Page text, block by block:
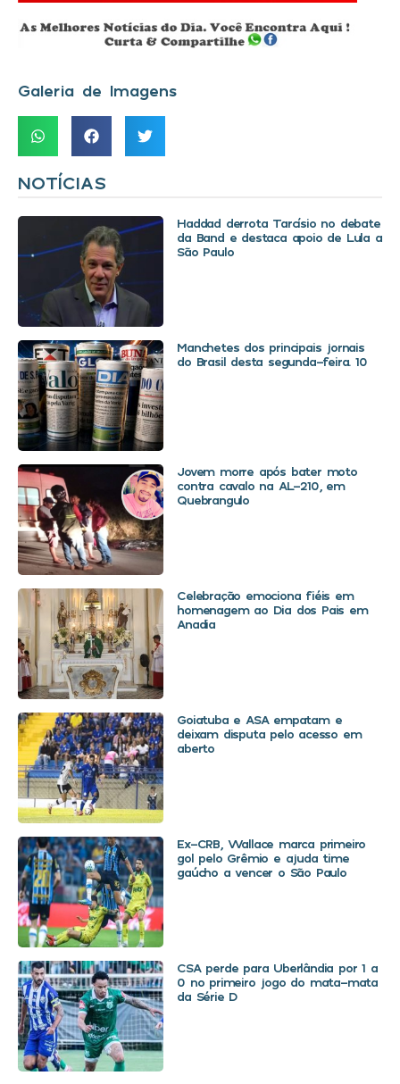
Galeria de Imagens
NOTÍCIAS
Haddad derrota Tarcísio no debate
da Band e destaca apoio de Lula a
São Paulo
Manchetes dos principais jornais
do Brasil desta segunda-feira. 10
Jovem morre após bater moto
contra cavalo na AL-210, em
Quebrangulo
Celebração emociona fiéis em
homenagem ao Dia dos Pais em
Anadia
Goiatuba e ASA empatam e
deixam disputa pelo acesso em
aberto
Ex-CRB, Wallace marca primeiro
gol pelo Grêmio e ajuda time
gaúcho a vencer o São Paulo
CSA perde para Uberlândia por 1 a
0 no primeiro jogo do mata-mata
da Série D